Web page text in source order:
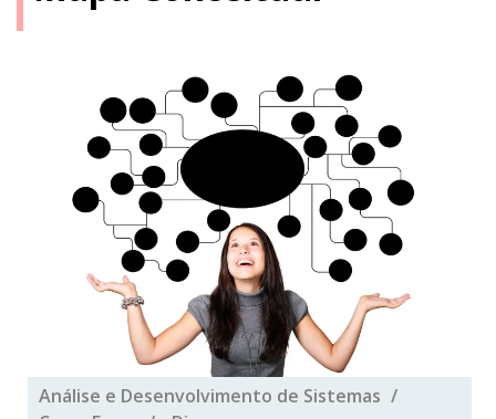
Análise e Desenvolvimento de Sistemas